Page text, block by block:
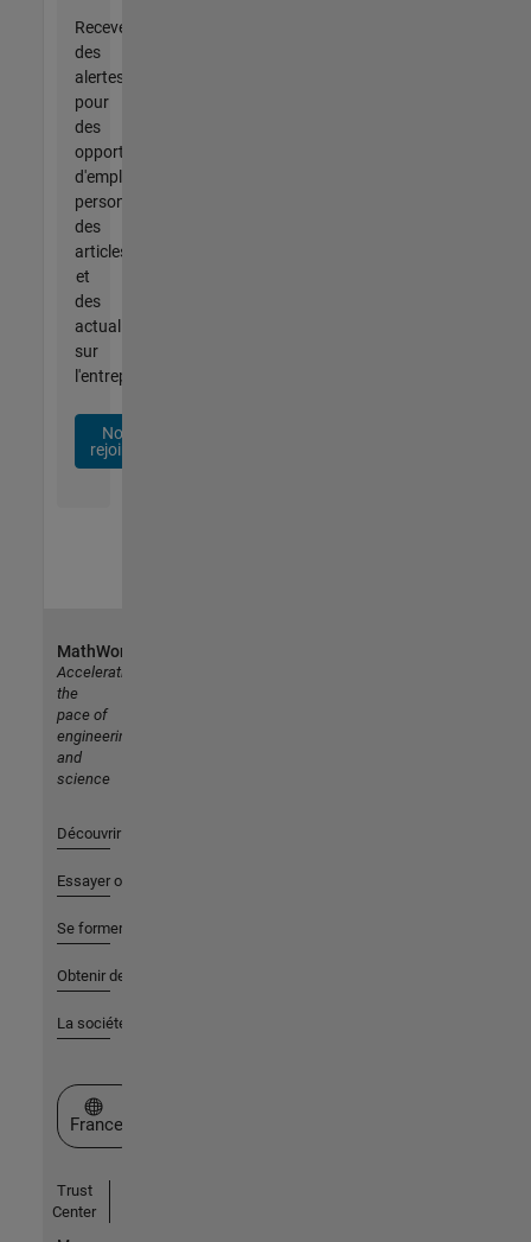
Recevez
des
alertes
pour
des
opportunités
d'emploi
personnalisées,
des
articles
et
des
actualités
sur
l'entreprise.
Nous
rejoindre
MathWorks
Accelerating
the
pace of
engineering
and
science
Découvrir les produits
Essayer ou acheter
Se former
Obtenir de l'aide
La société
Sélectionner un site web
France
Trust
Center